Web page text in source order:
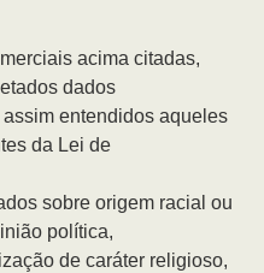
acima citadas,
dados
entendidos aqueles
da Lei de
sobre origem racial ou
política,
de caráter religioso,